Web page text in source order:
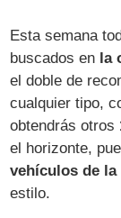
Esta semana
buscados en la
el doble de
cualquier tipo,
obtendrás otros
el horizonte,
vehículos de la
estilo.